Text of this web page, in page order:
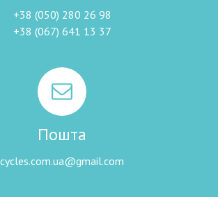
+38 (050) 280 26 98
+38 (067) 641 13 37
Пошта
cycles.com.ua@gmail.com